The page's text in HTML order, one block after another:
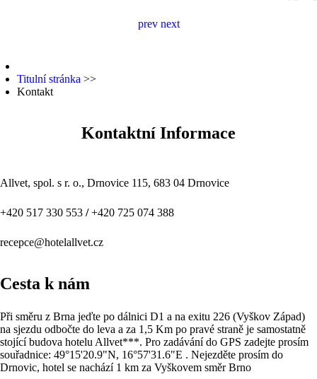
prev next
Titulní stránka >>
Kontakt
Kontaktní Informace
Allvet, spol. s r. o., Drnovice 115, 683 04 Drnovice
+420 517 330 553 /+420 725 074 388
recepce@hotelallvet.cz
Cesta k nám
Při směru z Brna jeďte po dálnici D1 a na exitu 226 (Vyškov Západ)
na sjezdu odbočte do leva a za 1,5 Km po pravé straně je samostatně
stojící budova hotelu Allvet***. Pro zadávání do GPS zadejte prosím
souřadnice: 49°15'20.9"N, 16°57'31.6"E . Nejezděte prosím do
Drnovic, hotel se nachází 1 km za Vyškovem směr Brno